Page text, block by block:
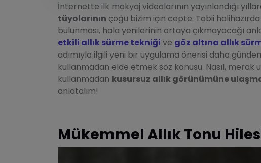
İnternette ilk makyaj videolarının yayınlandığı
tüyolarının çoğu bizim için cepte. Tabii
bulunması, hala yenilerinin ortaya çıkmayacağı
etkili allık sürme tekniği ve göz altına allık
adımıyla ilgili yeni bir uygulama önerisi daha
kullanmadan elde etmek söz konusu. Nasıl, merak
kullanmadan kusursuz allık görünümüne
anlatalım!
Mükemmel Allık Tonu